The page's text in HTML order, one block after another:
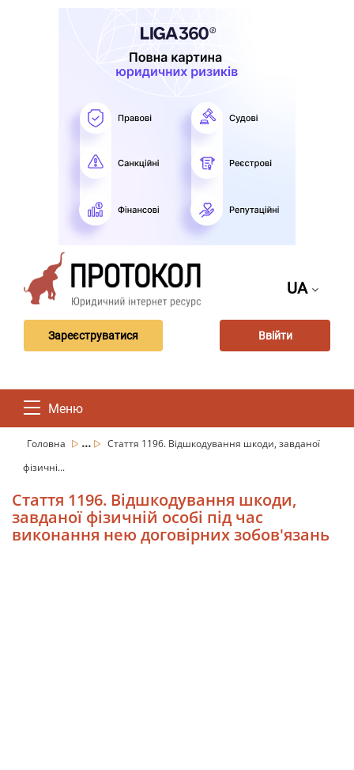
UA
Зареєструватися Ввійти
Меню
Головна ...
Стаття 1196. Відшкодування шкоди, завданої
фізичні...
Стаття 1196. Відшкодування шкоди,
завданої фізичній особі під час
виконання нею договірних зобов'язань